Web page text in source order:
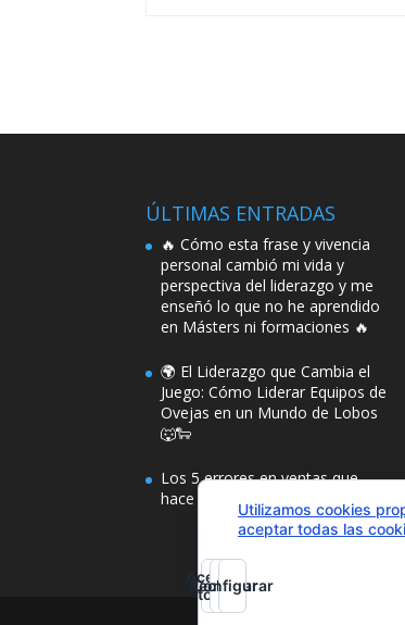
ÚLTIMAS ENTRADAS
🔥 Cómo esta frase y vivencia
personal cambió mi vida y
perspectiva del liderazgo y me
enseñó lo que no he aprendido
en Másters ni formaciones 🔥
🌍 El Liderazgo que Cambia el
Juego: Cómo Liderar Equipos de
Ovejas en un Mundo de Lobos
🐺🐑
Los 5 errores en ventas que
hace el 96% de las empresas
Utilizamos cookies
aceptar todas las
Aceptar
todo
Rechazar
Configurar